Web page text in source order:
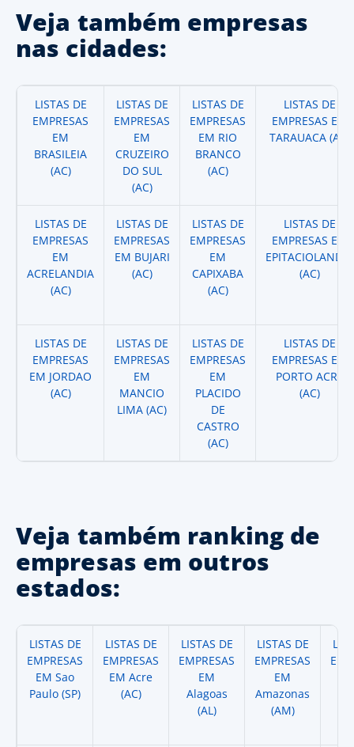
Veja também empresas
nas cidades:
LISTAS DE
EMPRESAS
EM
BRASILEIA
(AC)
LISTAS DE
EMPRESAS
EM
CRUZEIRO
DO SUL
(AC)
LISTAS DE
EMPRESAS
EM RIO
BRANCO
(AC)
LISTAS DE
EMPRESAS EM
TARAUACA (AC)
LISTAS DE
EMPRESAS
EM
ACRELANDIA
(AC)
LISTAS DE
EMPRESAS
EM BUJARI
(AC)
LISTAS DE
EMPRESAS
EM
CAPIXABA
(AC)
LISTAS DE
EMPRESAS EM
EPITACIOLANDIA
(AC)
LISTAS DE
EMPRESAS
EM JORDAO
(AC)
LISTAS DE
EMPRESAS
EM
MANCIO
LIMA (AC)
LISTAS DE
EMPRESAS
EM
PLACIDO
DE
CASTRO
(AC)
LISTAS DE
EMPRESAS EM
PORTO ACRE
(AC)
Veja também ranking de
empresas em outros
estados:
LISTAS DE
EMPRESAS
EM Sao
Paulo (SP)
LISTAS DE
EMPRESAS
EM Acre
(AC)
LISTAS DE
EMPRESAS
EM
Alagoas
(AL)
LISTAS DE
EMPRESAS
EM
Amazonas
(AM)